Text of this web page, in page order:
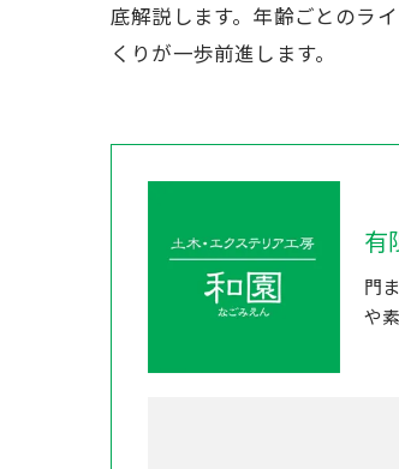
底解説します。年齢ごとのラ
くりが一歩前進します。
有
門
や